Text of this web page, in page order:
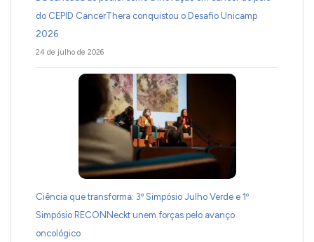
do CEPID CancerThera conquistou o Desafio Unicamp
2026
24 de julho de 2026
Ciência que transforma: 3º Simpósio Julho Verde e 1º
Simpósio RECONNeckt unem forças pelo avanço
oncológico